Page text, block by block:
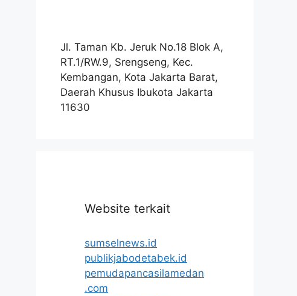
Jl. Taman Kb. Jeruk No.18 Blok A,
RT.1/RW.9, Srengseng, Kec.
Kembangan, Kota Jakarta Barat,
Daerah Khusus Ibukota Jakarta
11630
Website terkait
sumselnews.id
publikjabodetabek.id
pemudapancasilamedan
.com